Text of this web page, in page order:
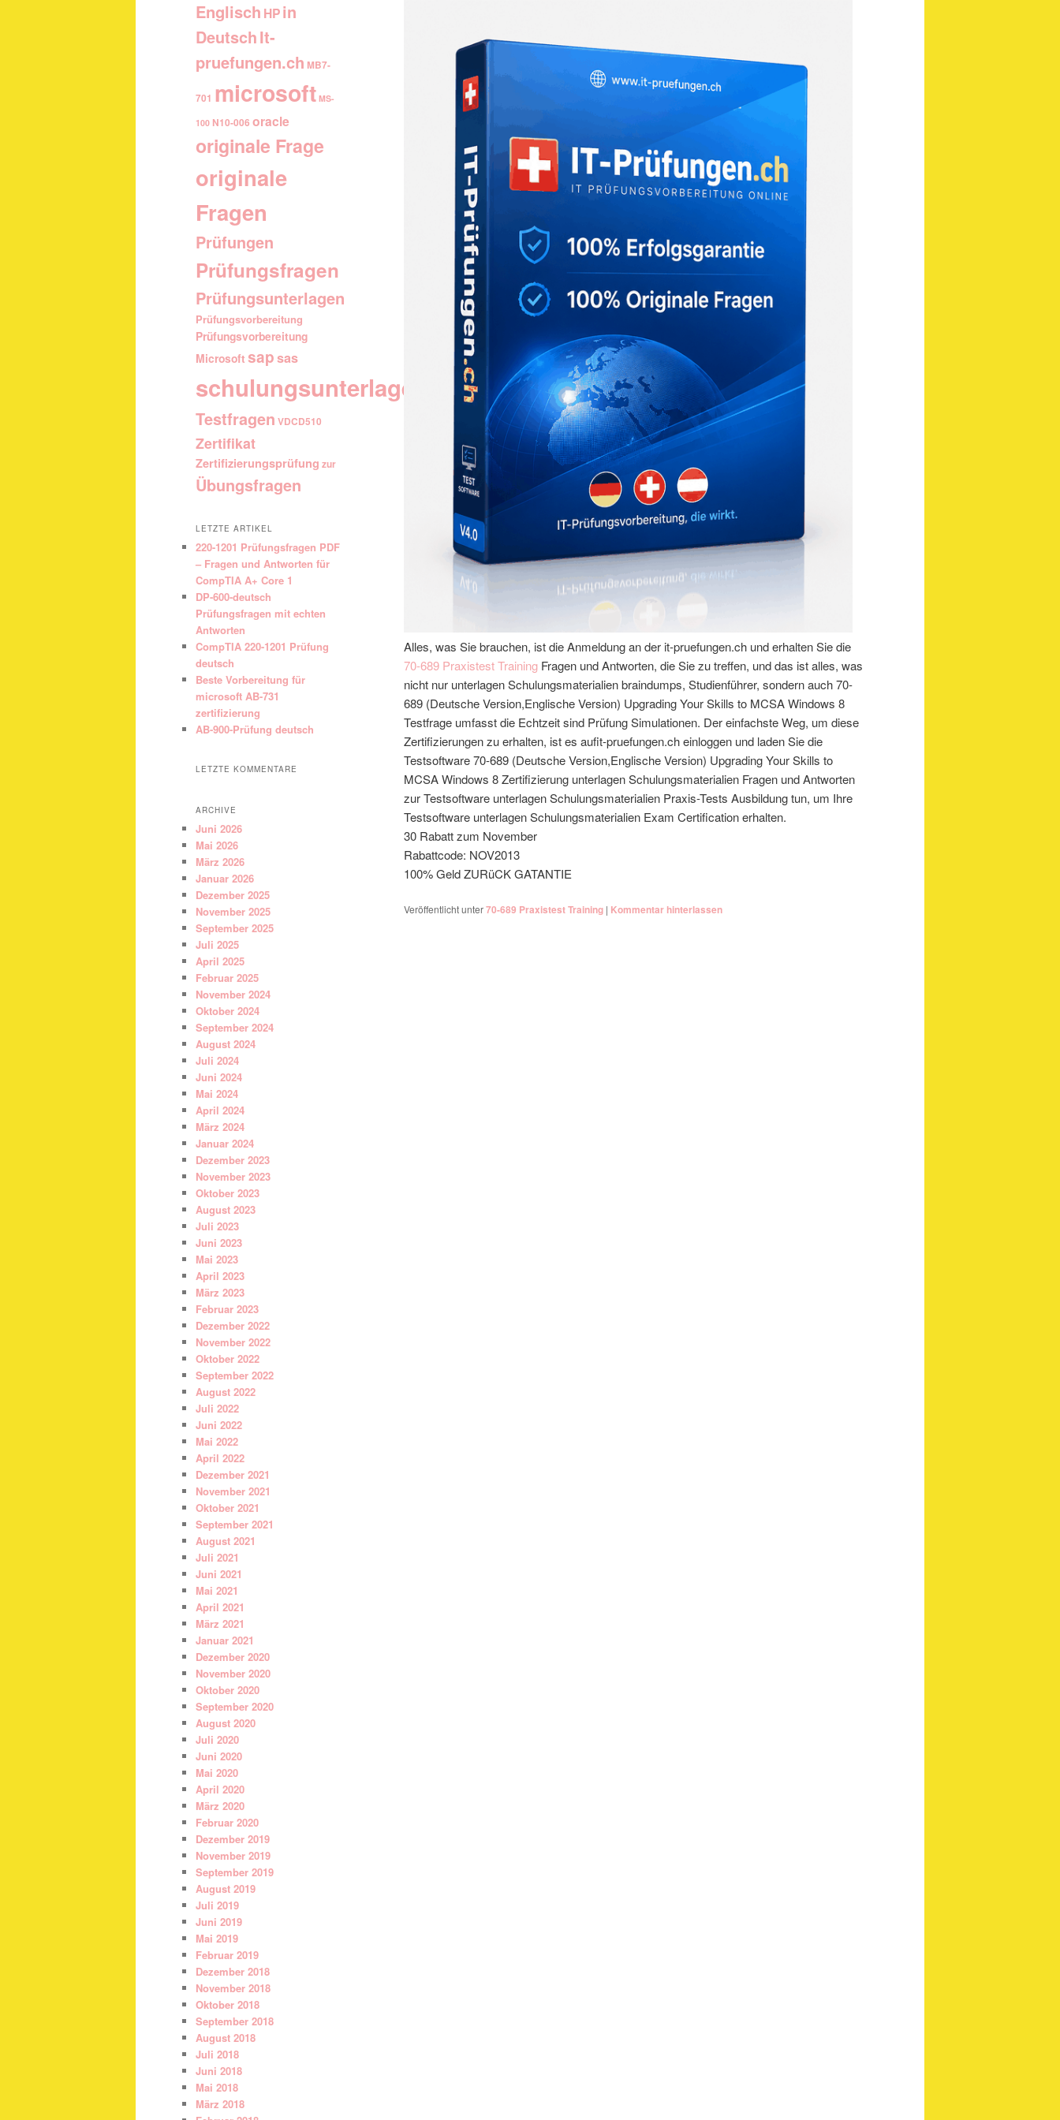
Alles, was Sie brauchen, ist die Anmeldung an der it-pruefungen.ch und erhalten Sie die
70-689 Praxistest Training Fragen und Antworten, die Sie zu treffen, und das ist alles, was
nicht nur unterlagen Schulungsmaterialien braindumps, Studienführer, sondern auch 70-
689 (Deutsche Version,Englische Version) Upgrading Your Skills to MCSA Windows 8
Testfrage umfasst die Echtzeit sind Prüfung Simulationen. Der einfachste Weg, um diese
Zertifizierungen zu erhalten, ist es aufit-pruefungen.ch einloggen und laden Sie die
Testsoftware 70-689 (Deutsche Version,Englische Version) Upgrading Your Skills to
MCSA Windows 8 Zertifizierung unterlagen Schulungsmaterialien Fragen und Antworten
zur Testsoftware unterlagen Schulungsmaterialien Praxis-Tests Ausbildung tun, um Ihre
Testsoftware unterlagen Schulungsmaterialien Exam Certification erhalten.
30 Rabatt zum November
Rabattcode: NOV2013
100% Geld ZURüCK GATANTIE
Veröffentlicht unter70-689 Praxistest Training | Kommentar hinterlassen
Englisch HPin
DeutschIt-
pruefungen.ch MB7-
701 microsoft MS-
100 N10-006 oracle
originale Frage
originale
Fragen
Prüfungen
Prüfungsfragen
Prüfungsunterlagen
Prüfungsvorbereitung
Prüfungsvorbereitung
Microsoft sapsas
schulungsunterlagen
Testfragen VDCD510
Zertifikat
Zertifizierungsprüfung zur
Übungsfragen
LETZTE ARTIKEL
220-1201 Prüfungsfragen PDF
– Fragen und Antworten für
CompTIA A+ Core 1
DP-600-deutsch
Prüfungsfragen mit echten
Antworten
CompTIA 220-1201 Prüfung
deutsch
Beste Vorbereitung für
microsoft AB-731
zertifizierung
AB-900-Prüfung deutsch
LETZTE KOMMENTARE
ARCHIVE
Juni 2026
Mai 2026
März 2026
Januar 2026
Dezember 2025
November 2025
September 2025
Juli 2025
April 2025
Februar 2025
November 2024
Oktober 2024
September 2024
August 2024
Juli 2024
Juni 2024
Mai 2024
April 2024
März 2024
Januar 2024
Dezember 2023
November 2023
Oktober 2023
August 2023
Juli 2023
Juni 2023
Mai 2023
April 2023
März 2023
Februar 2023
Dezember 2022
November 2022
Oktober 2022
September 2022
August 2022
Juli 2022
Juni 2022
Mai 2022
April 2022
Dezember 2021
November 2021
Oktober 2021
September 2021
August 2021
Juli 2021
Juni 2021
Mai 2021
April 2021
März 2021
Januar 2021
Dezember 2020
November 2020
Oktober 2020
September 2020
August 2020
Juli 2020
Juni 2020
Mai 2020
April 2020
März 2020
Februar 2020
Dezember 2019
November 2019
September 2019
August 2019
Juli 2019
Juni 2019
Mai 2019
Februar 2019
Dezember 2018
November 2018
Oktober 2018
September 2018
August 2018
Juli 2018
Juni 2018
Mai 2018
März 2018